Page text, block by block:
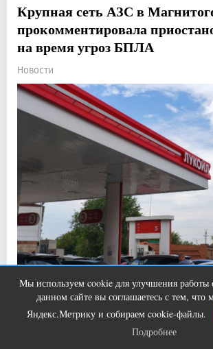
Крупная сеть АЗС в
прокомментировала
на время угроз БПЛА
Новости
Прочитали: 4 509 Комментарии: 0
В компании рассказали, для чего это
Мы используем cookie для улучшения работы
данном сайте вы соглашаетесь с тем, что
Яндекс.Метрику и собираем cookie-файлы.
Подробнее
Этот танец невесты
слов! Пересмотрела
Подробнее